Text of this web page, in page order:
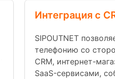
Интеграция с
SIPOUTNET
телефонию со
CRM, интернет-
SaaS-сервисами,